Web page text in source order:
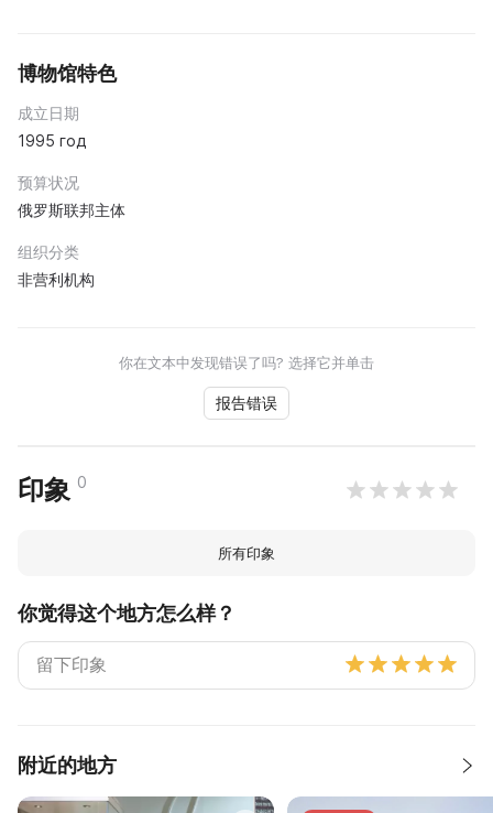
博物馆特色
成立日期
1995 год
预算状况
俄罗斯联邦主体
组织分类
非营利机构
你在文本中发现错误了吗? 选择它并单击
报告错误
印象 0
所有印象
你觉得这个地方怎么样？
附近的地方